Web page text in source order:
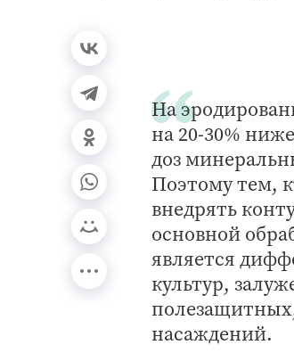
На
на 20-30%
доз
Поэтому тем,
внедрять
основной
является
культур,
насаждений.